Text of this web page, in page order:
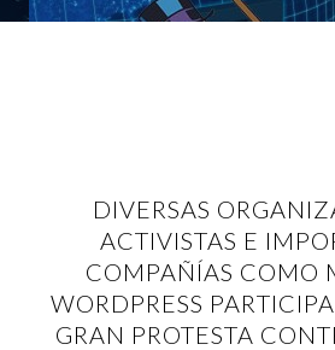
DIVERSAS
ACTIVISTAS E
COMPAÑÍAS COMO
WORDPRESS
GRAN PROTESTA